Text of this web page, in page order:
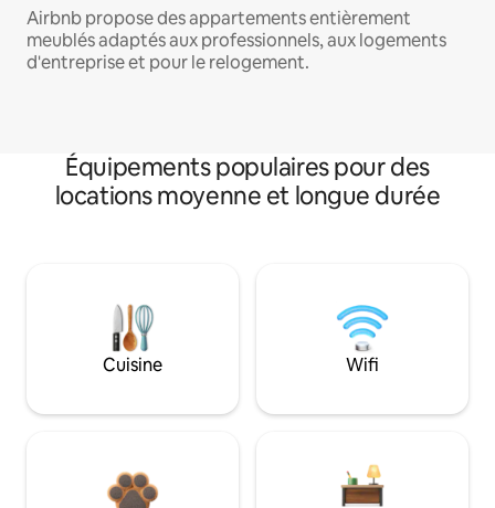
Airbnb propose des appartements entièrement
meublés adaptés aux professionnels, aux logements
d'entreprise et pour le relogement.
Équipements populaires pour des
locations moyenne et longue durée
Cuisine Wifi